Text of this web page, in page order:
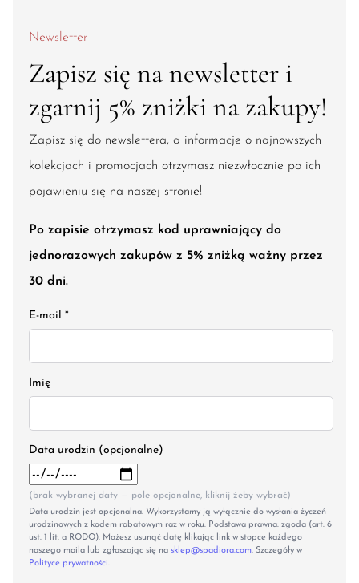
Newsletter
Zapisz się na newsletter i
zgarnij 5% zniżki na zakupy!
Zapisz się do newslettera, a informacje o najnowszych
kolekcjach i promocjach otrzymasz niezwłocznie po ich
pojawieniu się na naszej stronie!
Po zapisie otrzymasz kod uprawniający do
jednorazowych zakupów z 5% zniżką ważny przez
30 dni.
E-mail *
Imię
Data urodzin (opcjonalne)
(brak wybranej daty — pole opcjonalne, kliknij żeby wybrać)
Data urodzin jest opcjonalna. Wykorzystamy ją wyłącznie do wysłania życzeń
urodzinowych z kodem rabatowym raz w roku. Podstawa prawna: zgoda (art. 6
ust. 1 lit. a RODO). Możesz usunąć datę klikając link w stopce każdego
naszego maila lub zgłaszając się na sklep@spadiora.com. Szczegóły w
Polityce prywatności.